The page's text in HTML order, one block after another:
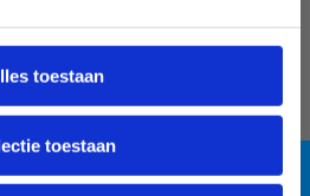
toestaan
toestaan